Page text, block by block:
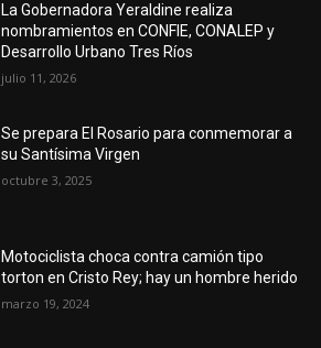
La Gobernadora Yeraldine realiza
nombramientos en CONFIE, CONALEP y
Desarrollo Urbano Tres Ríos
julio 11, 2026
Se prepara El Rosario para conmemorar a
su Santísima Virgen
octubre 3, 2025
Motociclista choca contra camión tipo
torton en Cristo Rey; hay un hombre herido
marzo 19, 2024